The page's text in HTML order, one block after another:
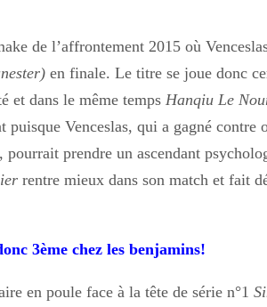
de l’affrontement 2015 où
en finale. Le titre se joue donc
et dans le même temps Hanqiu Le
puisque Venceslas, qui a gagné contre
pourrait prendre un ascendant
rentre mieux dans son match et fait
3ème chez les benjamins!
en poule face à la tête de série n°1